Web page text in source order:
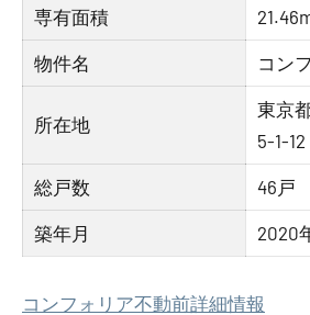
専有面積
物件名 コン
所在地
東京
5-1-12
総戸数 46戸
築年月 2020
コンフォリア不動前詳細情報